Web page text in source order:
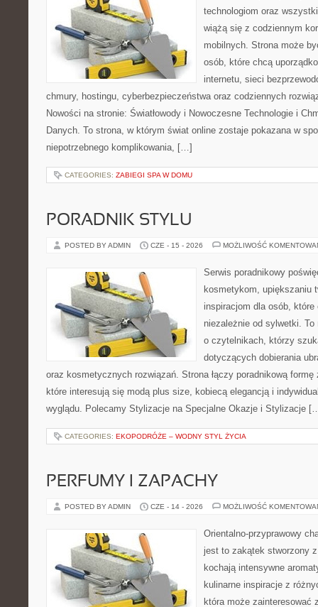
technologiom oraz
wiążą się z codziennym
mobilnych. Strona może
osób, które chcą
internetu, sieci
chmury, hostingu, cyberbezpieczeństwa oraz codziennych
Nowości na stronie: Światłowody i Nowoczesne Technologie i
Danych. To strona, w którym świat online zostaje pokazana w
niepotrzebnego komplikowania, […]
CATEGORIES: ZABIEGI SPA W DOMU
PORADNIK STYLU
POSTED BY ADMIN CZE - 15 - 2026 MOŻLIWOŚĆ
Serwis poradnikowy
kosmetykom, upiększaniu
inspiracjom dla osób,
niezależnie od sylwetki.
o czytelnikach, którzy
dotyczących dobierania
oraz kosmetycznych rozwiązań. Strona łączy poradnikową
które interesują się modą plus size, kobiecą elegancją i
wyglądu. Polecamy Stylizacje na Specjalne Okazje i Stylizacje
CATEGORIES: EKOPODRÓŻE – WODNY STYL ŻYCIA
PERFUMY I ZAPACHY
POSTED BY ADMIN CZE - 14 - 2026 MOŻLIWOŚĆ
Orientalno-przyprawowy
jest to zakątek stworzony
kochają intensywne
kulinarne inspiracje z
która może zainteresować